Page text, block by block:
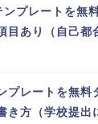
プレートを無
目あり（自己都
プレートを無料
き方（学校提出